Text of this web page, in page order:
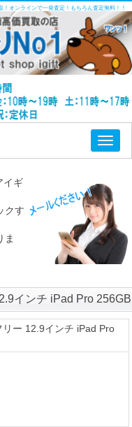
オンラインで一発査定！もちろん査定無料！！
イギ
クす
ま
インチ iPad Pro 256GB
ー 12.9インチ iPad Pro